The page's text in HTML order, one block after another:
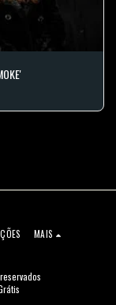
MAIS